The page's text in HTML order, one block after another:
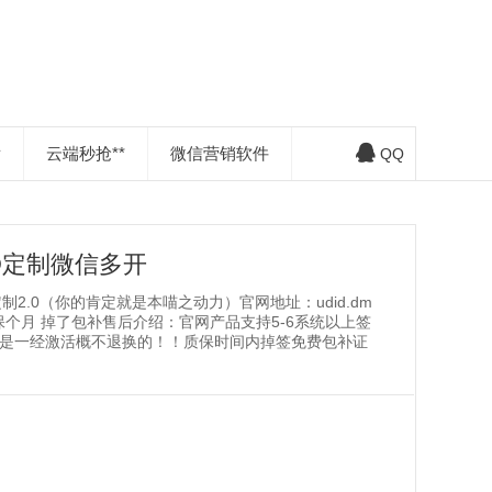
云端秒抢** 微信营销软件 QQ
制微信多开
2.0（你的肯定就是本喵之动力）官网地址：udid.dm
月 掉了包补售后介绍：官网产品支持5-6系统以上签
一经激活概不退换的！！质保时间内掉签免费包补证